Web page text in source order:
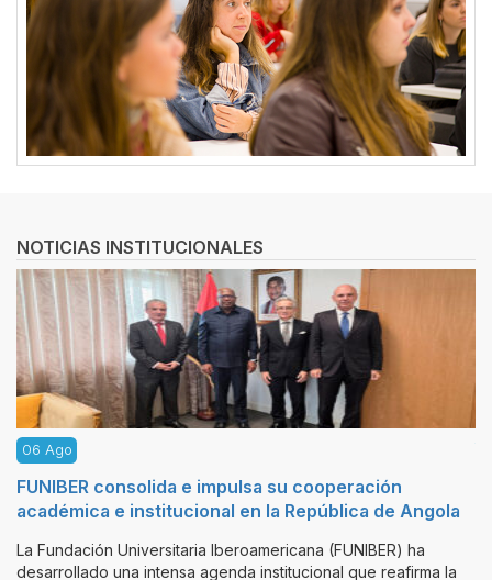
NOTICIAS INSTITUCIONALES
su cooperación
República de Angola
(FUNIBER) ha
que reafirma la
FIDBAN abre la convocatoria
Inversores en Chile y busca
La Fundación Innovación y Desarrollo